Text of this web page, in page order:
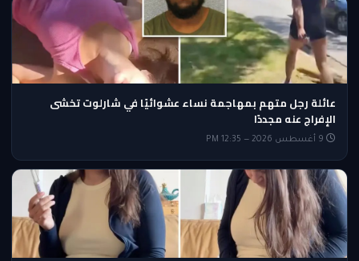
عائلة رجل متهم بمهاجمة نساء عشوائيًا في شارلوت تخشى
الإفراج عنه مجددًا